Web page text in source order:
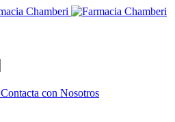
Contacta con Nosotros